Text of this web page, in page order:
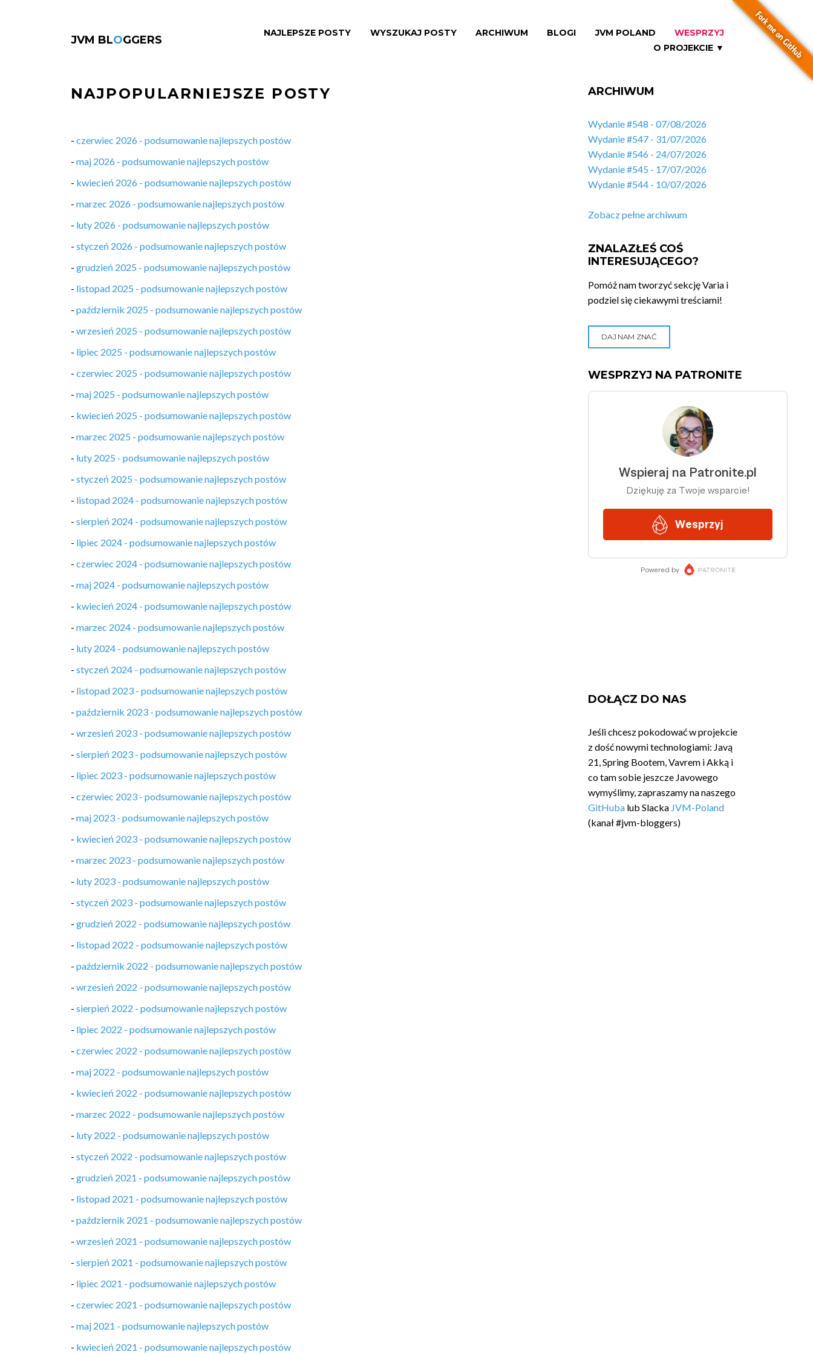
JVM BLOGGERS
NAJLEPSZE POSTY WYSZUKAJ POSTY ARCHIWUM BLOGI JVM POLAND
WESPRZYJ
O PROJEKCIE ▼
NAJPOPULARNIEJSZE POSTY
- czerwiec 2026 - podsumowanie najlepszych postów
- maj 2026 - podsumowanie najlepszych postów
- kwiecień 2026 - podsumowanie najlepszych postów
- marzec 2026 - podsumowanie najlepszych postów
- luty 2026 - podsumowanie najlepszych postów
- styczeń 2026 - podsumowanie najlepszych postów
- grudzień 2025 - podsumowanie najlepszych postów
- listopad 2025 - podsumowanie najlepszych postów
- październik 2025 - podsumowanie najlepszych postów
- wrzesień 2025 - podsumowanie najlepszych postów
- lipiec 2025 - podsumowanie najlepszych postów
- czerwiec 2025 - podsumowanie najlepszych postów
- maj 2025 - podsumowanie najlepszych postów
- kwiecień 2025 - podsumowanie najlepszych postów
- marzec 2025 - podsumowanie najlepszych postów
- luty 2025 - podsumowanie najlepszych postów
- styczeń 2025 - podsumowanie najlepszych postów
- listopad 2024 - podsumowanie najlepszych postów
- sierpień 2024 - podsumowanie najlepszych postów
- lipiec 2024 - podsumowanie najlepszych postów
- czerwiec 2024 - podsumowanie najlepszych postów
- maj 2024 - podsumowanie najlepszych postów
- kwiecień 2024 - podsumowanie najlepszych postów
- marzec 2024 - podsumowanie najlepszych postów
- luty 2024 - podsumowanie najlepszych postów
- styczeń 2024 - podsumowanie najlepszych postów
- listopad 2023 - podsumowanie najlepszych postów
- październik 2023 - podsumowanie najlepszych postów
- wrzesień 2023 - podsumowanie najlepszych postów
- sierpień 2023 - podsumowanie najlepszych postów
- lipiec 2023 - podsumowanie najlepszych postów
- czerwiec 2023 - podsumowanie najlepszych postów
- maj 2023 - podsumowanie najlepszych postów
- kwiecień 2023 - podsumowanie najlepszych postów
- marzec 2023 - podsumowanie najlepszych postów
- luty 2023 - podsumowanie najlepszych postów
- styczeń 2023 - podsumowanie najlepszych postów
- grudzień 2022 - podsumowanie najlepszych postów
- listopad 2022 - podsumowanie najlepszych postów
- październik 2022 - podsumowanie najlepszych postów
- wrzesień 2022 - podsumowanie najlepszych postów
- sierpień 2022 - podsumowanie najlepszych postów
- lipiec 2022 - podsumowanie najlepszych postów
- czerwiec 2022 - podsumowanie najlepszych postów
- maj 2022 - podsumowanie najlepszych postów
- kwiecień 2022 - podsumowanie najlepszych postów
- marzec 2022 - podsumowanie najlepszych postów
- luty 2022 - podsumowanie najlepszych postów
- styczeń 2022 - podsumowanie najlepszych postów
- grudzień 2021 - podsumowanie najlepszych postów
- listopad 2021 - podsumowanie najlepszych postów
- październik 2021 - podsumowanie najlepszych postów
- wrzesień 2021 - podsumowanie najlepszych postów
- sierpień 2021 - podsumowanie najlepszych postów
- lipiec 2021 - podsumowanie najlepszych postów
- czerwiec 2021 - podsumowanie najlepszych postów
- maj 2021 - podsumowanie najlepszych postów
- kwiecień 2021 - podsumowanie najlepszych postów
ARCHIWUM
Wydanie #548 - 07/08/2026
Wydanie #547 - 31/07/2026
Wydanie #546 - 24/07/2026
Wydanie #545 - 17/07/2026
Wydanie #544 - 10/07/2026
Zobacz pełne archiwum
ZNALAZŁEŚ COŚ
INTERESUJĄCEGO?
Pomóż nam tworzyć sekcję Varia i
podziel się ciekawymi treściami!
DAJ NAM ZNAĆ
WESPRZYJ NA PATRONITE
DOŁĄCZ DO NAS
Jeśli chcesz pokodować w projekcie
z dość nowymi technologiami: Javą
21, Spring Bootem, Vavrem i Akką i
co tam sobie jeszcze Javowego
wymyślimy, zapraszamy na naszego
GitHuba lub Slacka JVM-Poland
(kanał #jvm-bloggers)